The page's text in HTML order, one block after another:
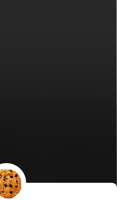
Zboží recenze